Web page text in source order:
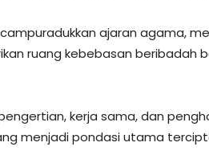
ajaran agama,
ruang kebebasan beribadah
kerja sama, dan
menjadi pondasi utama